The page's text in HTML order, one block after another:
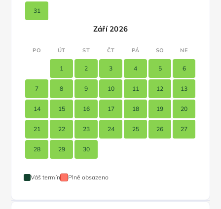
31
Září 2026
PO ÚT ST ČT PÁ SO NE
1 2 3 4 5 6
7 8 9 10 11 12 13
14 15 16 17 18 19 20
21 22 23 24 25 26 27
28 29 30
Váš termín Plně obsazeno